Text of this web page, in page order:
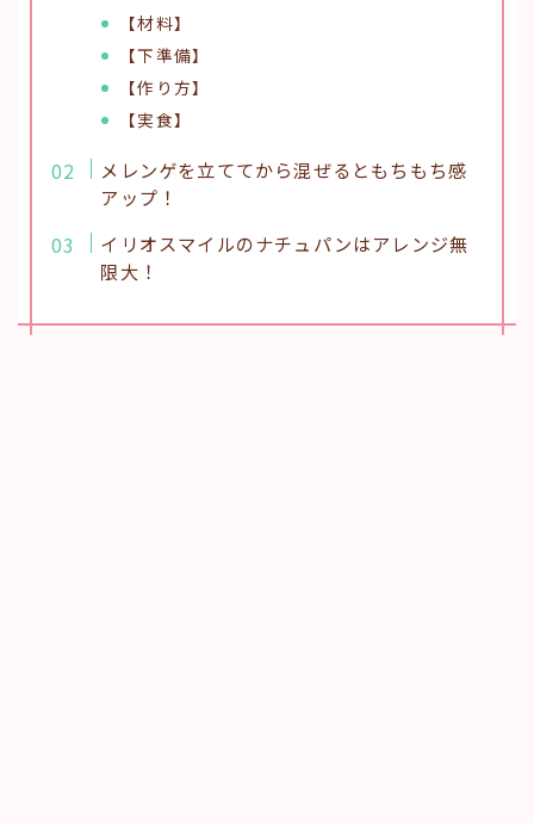
【材料】
【下準備】
【作り方】
【実食】
メレンゲを立ててから混ぜるともちもち感
アップ！
イリオスマイルのナチュパンはアレンジ無
限大！